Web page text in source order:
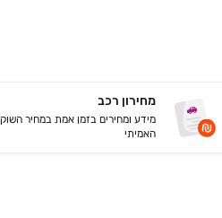
מחירון רכב
מידע ומחירים בזמן אמת במחיר השוק
האמיתי